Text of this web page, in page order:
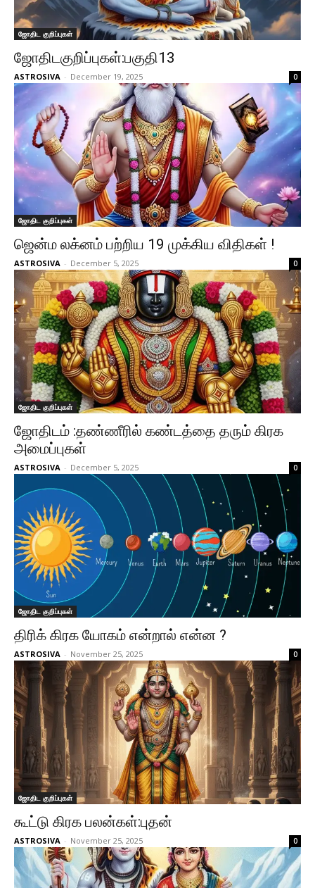
ஜோதிட குறிப்புகள்
ஜோதிடகுறிப்புகள்:பகுதி13
ASTROSIVA - December 19, 2025 0
ஜோதிட குறிப்புகள்
ஜென்ம லக்னம் பற்றிய 19 முக்கிய விதிகள் !
ASTROSIVA - December 5, 2025 0
ஜோதிட குறிப்புகள்
ஜோதிடம் :தண்ணீரில் கண்டத்தை தரும் கிரக
அமைப்புகள்
ASTROSIVA - December 5, 2025 0
ஜோதிட குறிப்புகள்
திரிக் கிரக யோகம் என்றால் என்ன ?
ASTROSIVA - November 25, 2025 0
ஜோதிட குறிப்புகள்
கூட்டு கிரக பலன்கள்:புதன்
ASTROSIVA - November 25, 2025 0